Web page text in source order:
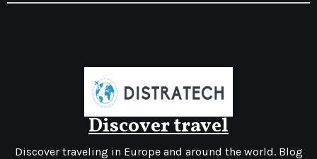
Discover travel
Discover traveling in Europe and around the world. Blog